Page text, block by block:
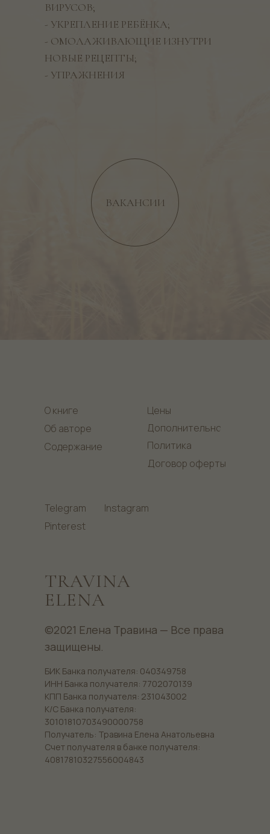
ВАКАНСИИ
ВИРУСОВ;
- УКРЕПЛЕНИЕ РЕБЁНКА;
- ОМОЛАЖИВАЮЩИЕ ИЗНУТРИ
НОВЫЕ РЕЦЕПТЫ;
- УПРАЖНЕНИЯ
О книге
Об авторе
Содержание
Политика
Дополнительно
Договор оферты
Цены
Telegram
Pinterest
©2021 Елена Травина — Все права
защищены.
TRAVINA
ELENA
БИК Банка получателя: 040349758
ИНН Банка получателя: 7702070139
КПП Банка получателя: 231043002
К/С Банка получателя:
30101810703490000758
Получатель: Травина Елена Анатольевна
Счет получателя в банке получателя:
40817810327556004843
Instagram